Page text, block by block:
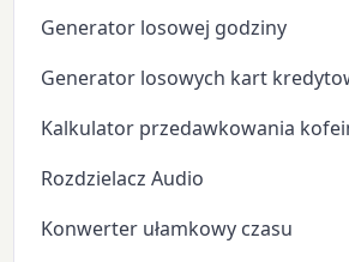
Generator losowej godziny
Generator losowych kart
Kalkulator przedawkowania
Rozdzielacz Audio
Konwerter ułamkowy czasu